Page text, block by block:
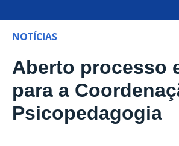
NOTÍCIAS
Aberto processo
para a
Psicopedagogia